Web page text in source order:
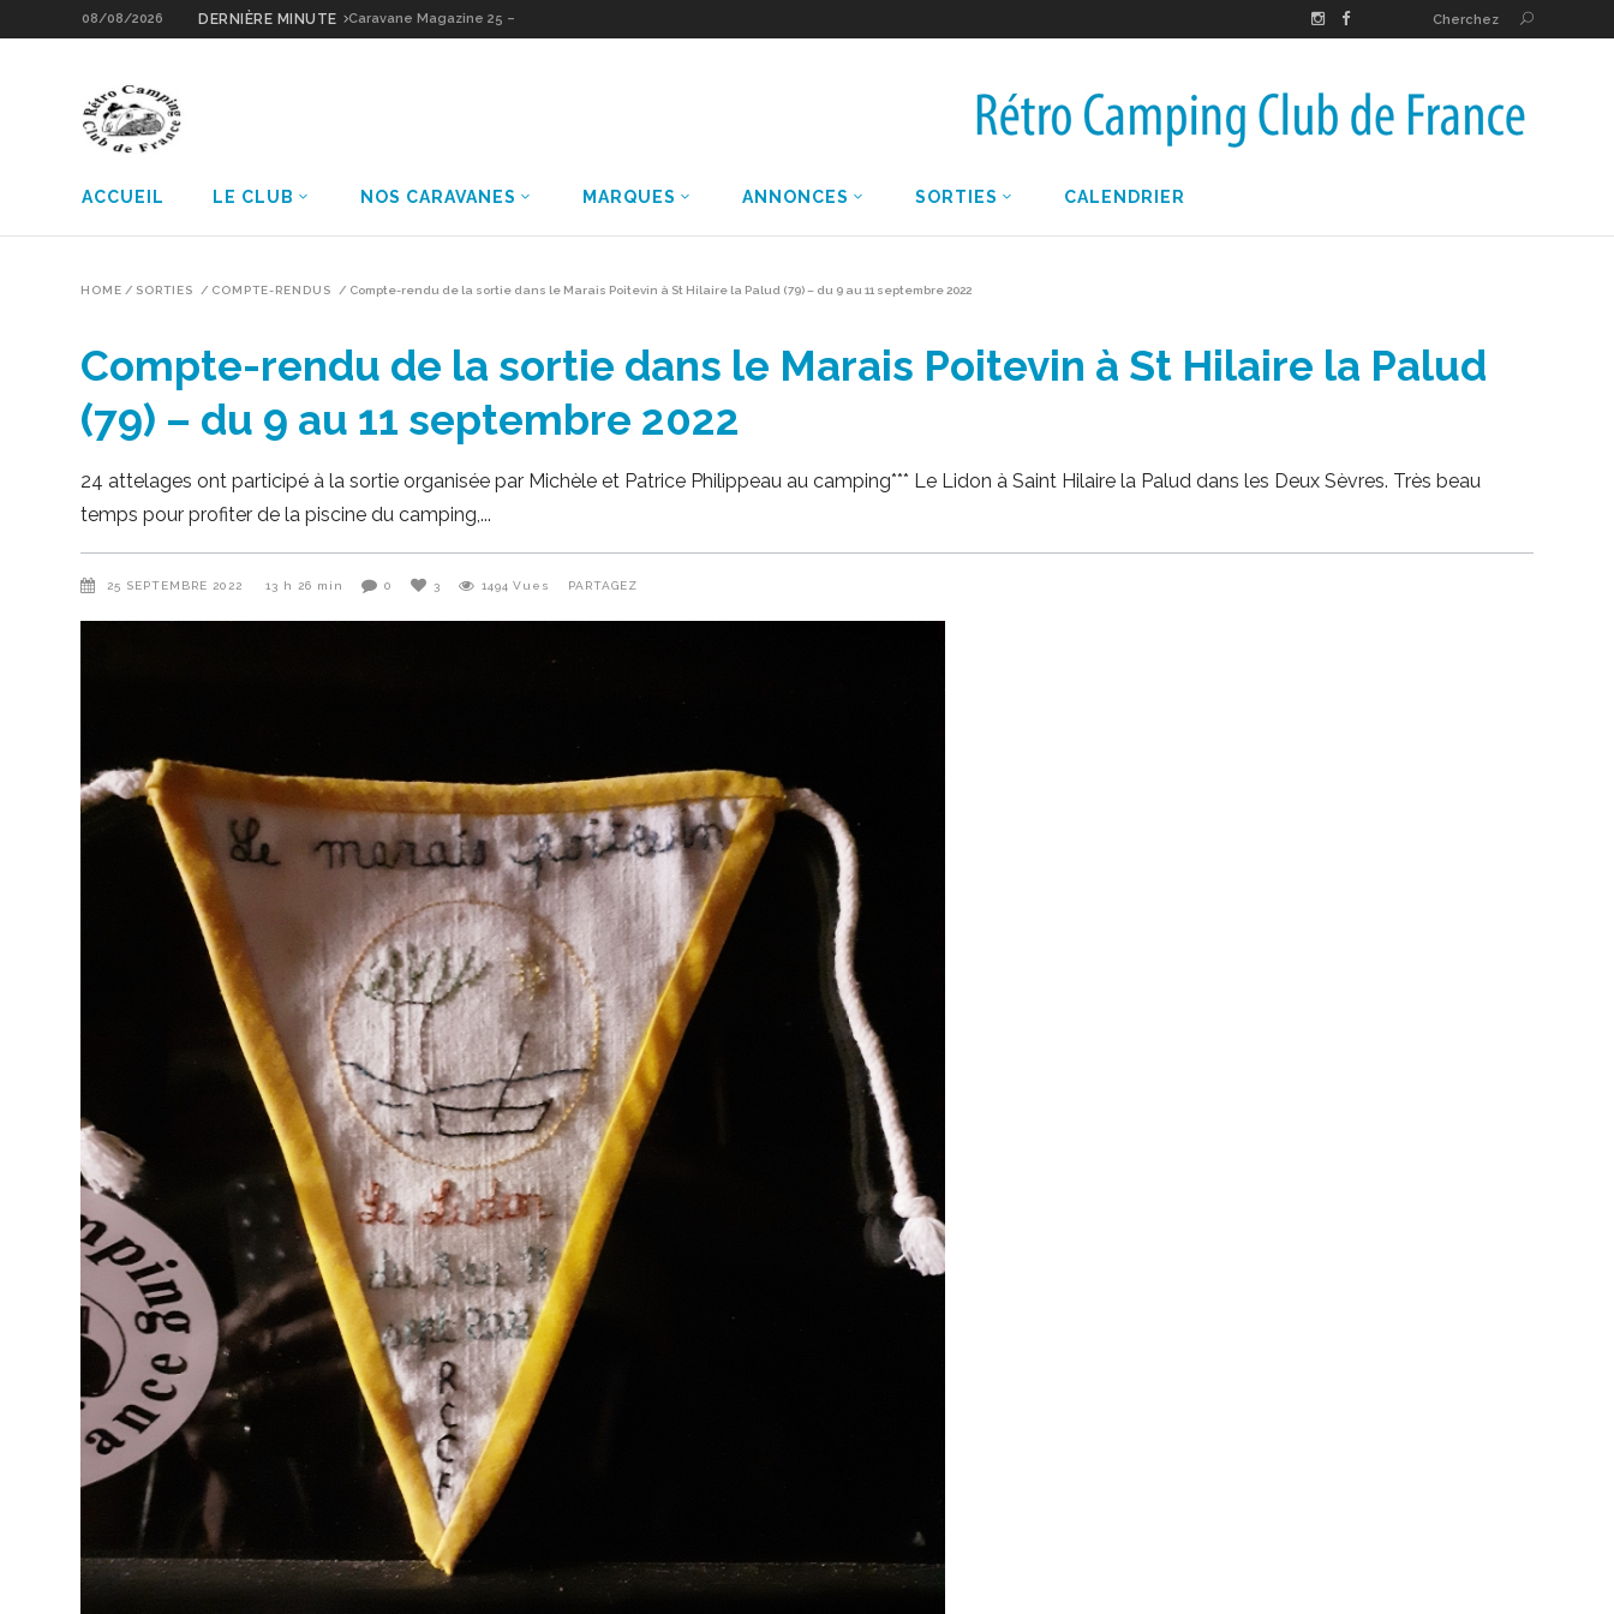
08/08/2026 DERNIÈRE MINUTE Caravane Magazine 25 – Cherchez
ACCUEIL LE CLUB NOS CARAVANES MARQUES ANNONCES SORTIES CALENDRIER
HOME / SORTIES / COMPTE-RENDUS / Compte-rendu de la sortie dans le Marais Poitevin à St Hilaire la Palud (79) – du 9 au 11 septembre 2022
Compte-rendu de la sortie dans le Marais Poitevin à St Hilaire la Palud
(79) – du 9 au 11 septembre 2022
24 attelages ont participé à la sortie organisée par Michèle et Patrice Philippeau au camping*** Le Lidon à Saint Hilaire la Palud dans les Deux Sèvres. Très beau
temps pour profiter de la piscine du camping,
25 SEPTEMBRE 2022 13 h 26 min 0 3 1494 Vues PARTAGEZ